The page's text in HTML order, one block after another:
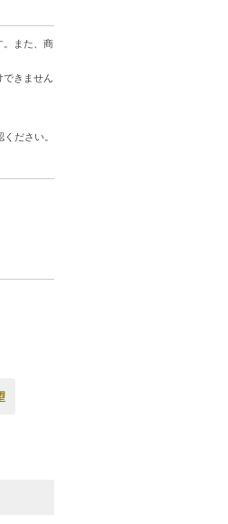
。また、商
できません
ださい。